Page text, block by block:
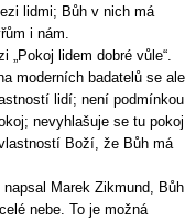
lidmi; Bůh v nich má
i nám.
lidem dobré vůle“.
moderních badatelů se ale
lidí; není podmínkou
nevyhlašuje se tu pokoj
Boží, že Bůh má
Marek Zikmund, Bůh
nebe. To je možná